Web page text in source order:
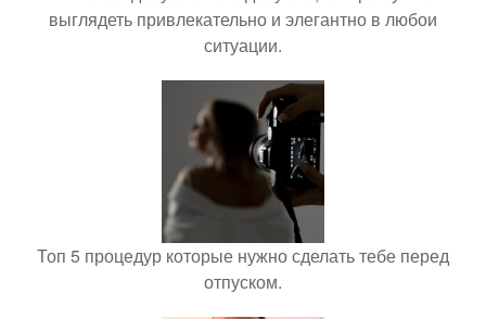
выглядеть привлекательно и элегантно в любои
ситуации.
Топ 5 процедур которые нужно сделать тебе перед
отпуском.